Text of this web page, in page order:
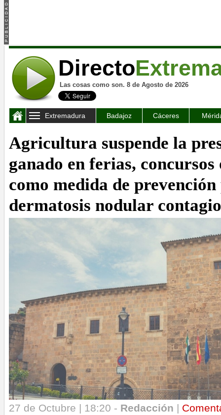
Directo
Las cosas como son. 8 de Agosto de 2026
Extremadura Badajoz Cáceres
Agricultura suspende la
ganado en ferias,
como medida de
dermatosis nodular
27 de Octubre | 18:20 - Redacción |